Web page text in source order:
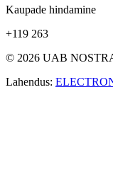
Kaupade hindamine
+119 263
© 2026 UAB
Lahendus: